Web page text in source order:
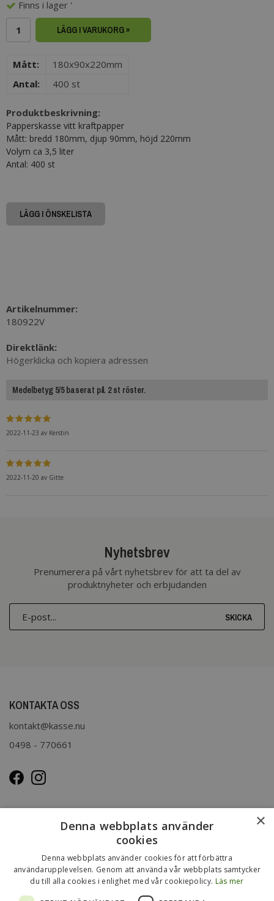
Finns i lager '
LÄGG I VARUKORG »
Mått:
180x90x220mm
Antal:
400 st
Produktbeskrivning:
Papperskasse vitt kraftpapper
Mått: bredd 180mm, djup 90mm, höjd 220mm
Volym ca 3,5 liter
Antal: 400 st
LÄGG I ÖNSKELISTA
Artikelnummer:
180922V
Direktlänk:
Högerklicka och kopiera adressen
Medelbetyg 5/5 baserat på 2 st röster.
2022-11-23 av Kerstin
2022-11-20 av Gitte
Nyhetsbrev
Prenumerera på vårt nyhetsbrev för att ta del av
produktnyheter och erbjudanden
SKICKA
KONTAKTA OSS
kontakt@kasse.nu
0498 - 770661
Kasse.nu drivs och ägs av Immenco AB i Visby, Gotland.
Immenco AB har sedan 1979 bedrivit grossistförsäljning av
förpackningar, presentartiklar, vykort m.m. Mer om vårt
övriga sortiment finns
påwww.gotlandsgrossisten.seoch
×
Denna webbplats använder
cookies
Denna webbplats använder cookies för att förbättra
användarupplevelsen. Genom att använda vår webbplats samtycker
du till alla cookies i enlighet med vår cookiepolicy. Läs mer